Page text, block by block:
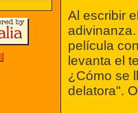
Al escribir
película
levanta el
¿Cómo se
delatora".